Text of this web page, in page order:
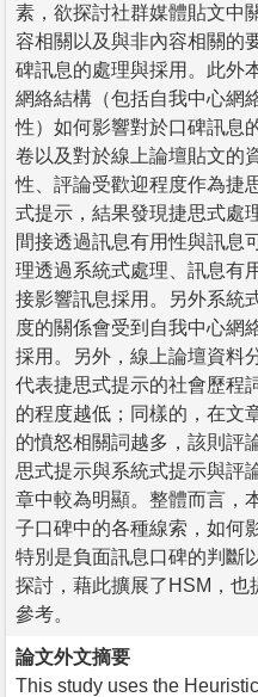
素，欲探討社群媒體貼文中
容相關以及與非內容相關的
碑訊息的處理與採用。此外
網絡結構（包括自我中心網
性）如何影響對於口碑訊息
卷以及對於線上論壇貼文的
性、評論受歡迎程度作為捷
式提示，結果發現捷思式處
間接透過訊息有用性與訊息
理透過系統式處理、訊息有
接影響訊息採用。另外系統
度的關係會受到自我中心網
採用。另外，線上論壇資料
代表捷思式提示的社會歷程
的程度越低；同樣的，在文
的憤怒相關詞越多，該則評
思式提示與系統式提示與評
章中較為明顯。整體而言，
子口碑中的各種線索，如何
特別是負面訊息口碑的判斷
探討，藉此擴展了HSM，也
參考。
論文外文摘要
This study uses the